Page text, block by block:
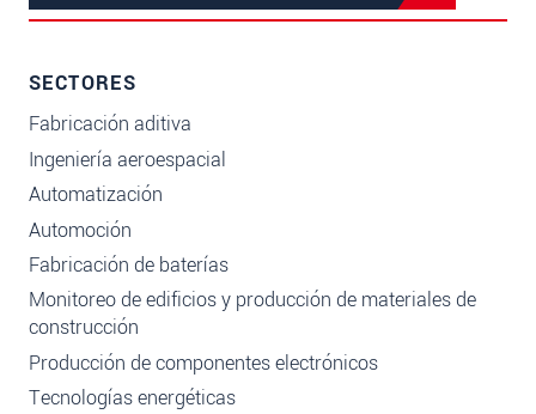
SECTORES
Fabricación aditiva
Ingeniería aeroespacial
Automatización
Automoción
Fabricación de baterías
Monitoreo de edificios y producción de materiales de
construcción
Producción de componentes electrónicos
Tecnologías energéticas